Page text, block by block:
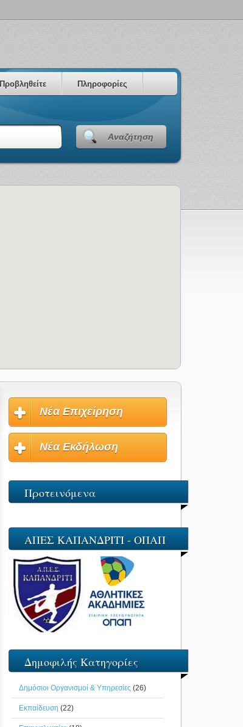
Προβληθείτε Πληροφορίες
Αναζήτηση
Νέα Επιχείρηση
Νέα Εκδήλωση
Προτεινόμενα
ΑΠΕΣ ΚΑΠΑΝΔΡΙΤΙ - ΟΠΑΠ
Δημοφιλής Κατηγορίες
Δημόσιοι Οργανισμοί & Υπηρεσίες (26)
Εκπαίδευση (22)